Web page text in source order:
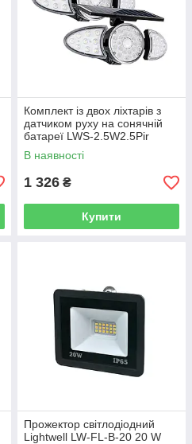
Комплект із двох ліхтарів з
датчиком руху на сонячній
батареї LWS-2.5W2.5Pir
В наявності
1 326 ₴
Купити
Прожектор світлодіодний
Lightwell LW-FL-B-20 20 W